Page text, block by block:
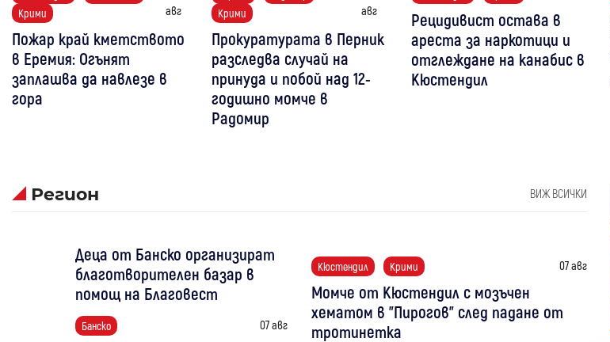
Крими
авг
Пожар край кметството
в Еремия: Огънят
заплашва да навлезе в
гора
Крими
авг
Прокуратурата в Перник
разследва случай на
принуда и побой над 12-
годишно момче в
Радомир
Рецидивист остава в
ареста за наркотици и
отглеждане на канабис в
Кюстендил
Регион ВИЖ ВСИЧКИ
Деца от Банско организират
благотворителен базар в
помощ на Благовест
Банско 07 авг
Кюстендил Крими 07 авг
Момче от Кюстендил с мозъчен
хематом в "Пирогов" след падане от
тротинетка